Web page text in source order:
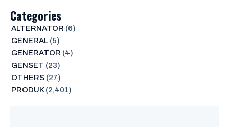
Categories
ALTERNATOR (6)
GENERAL(5)
GENERATOR (4)
GENSET (23)
OTHERS(27)
PRODUK(2,401)